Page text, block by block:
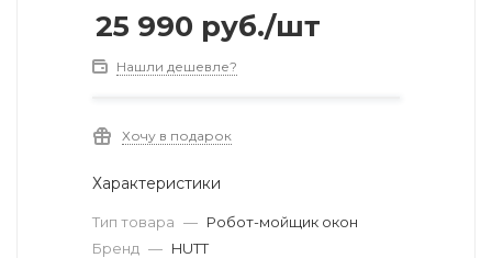
25 990 руб./шт
Нашли дешевле?
Хочу в подарок
Характеристики
Тип товара — Робот-мойщик окон
Бренд — HUTT